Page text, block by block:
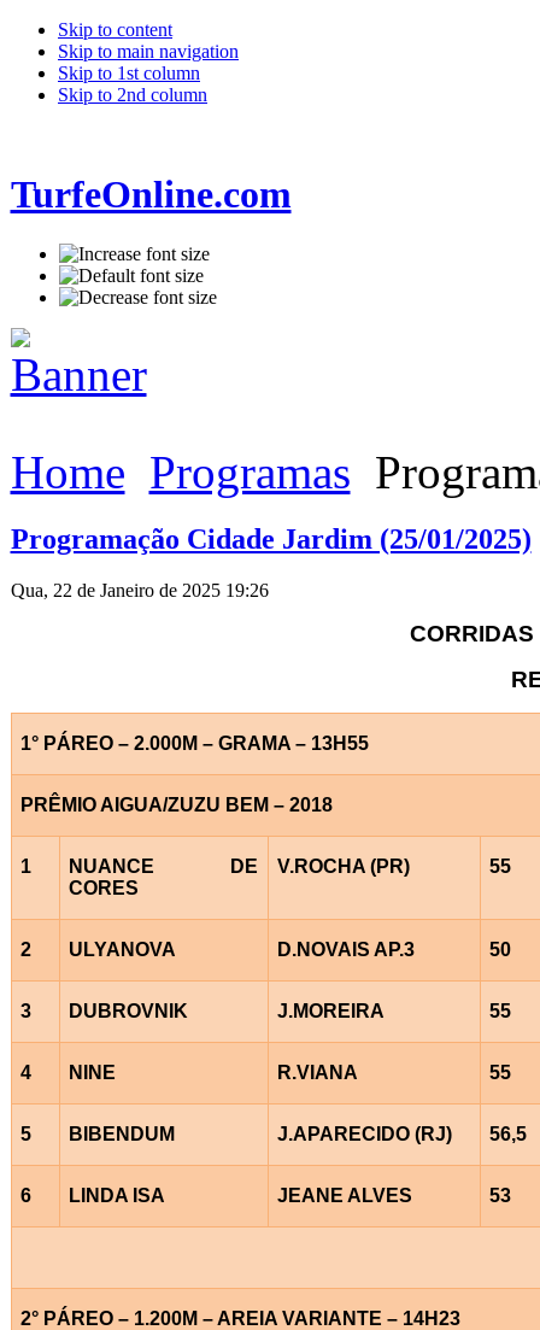
Skip to content
Skip to main navigation
Skip to 1st column
Skip to 2nd column
TurfeOnline.com
Home Programas
Programação Cidade Jardim (25/01/2025)
Qua, 22 de Janeiro de 2025 19:26
1° PÁREO – 2.000M – GRAMA – 13H55
PRÊMIO AIGUA/ZUZU BEM – 2018
1
NUANCE DE
CORES
V.ROCHA (PR) 55
2 ULYANOVA D.NOVAIS AP.3 50
3 DUBROVNIK J.MOREIRA 55
4 NINE R.VIANA 55
5 BIBENDUM J.APARECIDO (RJ) 56,5
6 LINDA ISA JEANE ALVES 53
2° PÁREO – 1.200M – AREIA VARIANTE – 14H23